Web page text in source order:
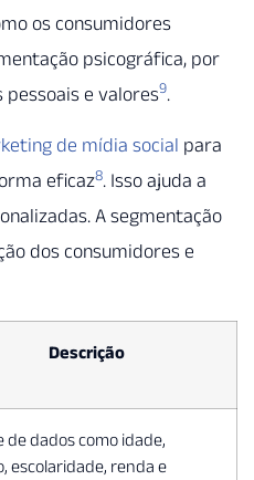
os consumidores
psicográfica, por
pessoais e valores9.
de mídia social para
eficaz8. Isso ajuda a
A segmentação
dos consumidores e
Descrição
de dados como idade,
escolaridade, renda e